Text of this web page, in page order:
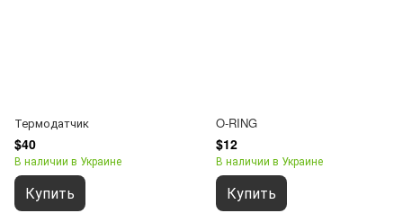
Термодатчик
$40
В наличии в Украине
Купить
O-RING
$12
В наличии в Украине
Купить